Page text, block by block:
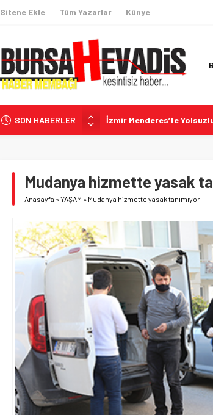
Sitene Ekle Tüm Yazarlar Künye
SON HABERLER
İzmir Menderes’te
İngiltere’de Tarihi Kuraklık
Coğrafi İşaretli Simitlerde
CHP’li Belediyelerde
Mudanya hizmette yasak
Anasayfa »YAŞAM » Mudanya hizmette yasak tanımıyor